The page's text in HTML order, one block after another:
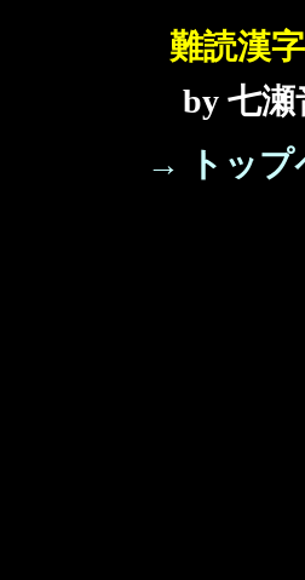
難読漢
by 七瀬
→ トップ